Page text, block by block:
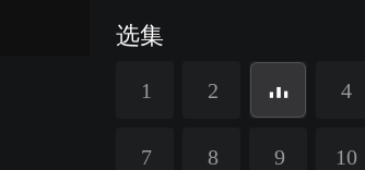
同富裕道路的矛盾纠葛中拉开了全剧
野”后，仍然想着为村里做点事。“我
了，可我还是个党员呀，只要对老百
做。”陈大龙接任村主任后，带领村
选集
1 2 4
7 8 9 10